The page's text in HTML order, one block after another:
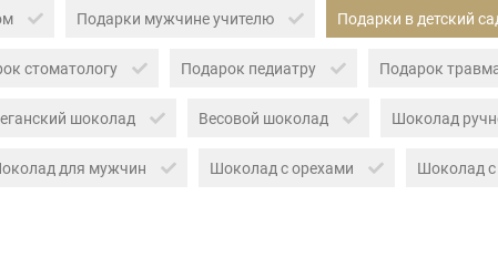
Подарки мужчине учителю Подарки в детский
стоматологу Подарок педиатру Подарок
шоколад Весовой шоколад Шоколад
для мужчин Шоколад с орехами Шоколад